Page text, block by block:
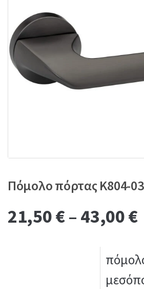
Πόμολο πόρτας K804-03
21,50€– 43,00€